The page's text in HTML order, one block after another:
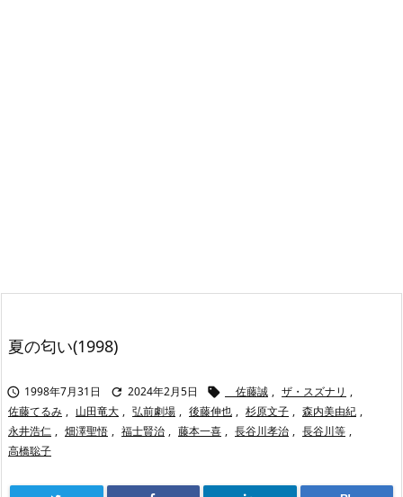
夏の匂い(1998)
 1998年7月31日  2024年2月5日  佐藤誠 , ザ・スズナリ ,
佐藤てるみ , 山田竜大 , 弘前劇場 , 後藤伸也 , 杉原文子 , 森内美由紀 ,
永井浩仁 , 畑澤聖悟 , 福士賢治 , 藤本一喜 , 長谷川孝治 , 長谷川等 ,
高橋聡子